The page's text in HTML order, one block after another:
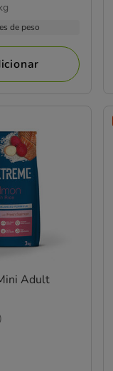
de peso
Adult